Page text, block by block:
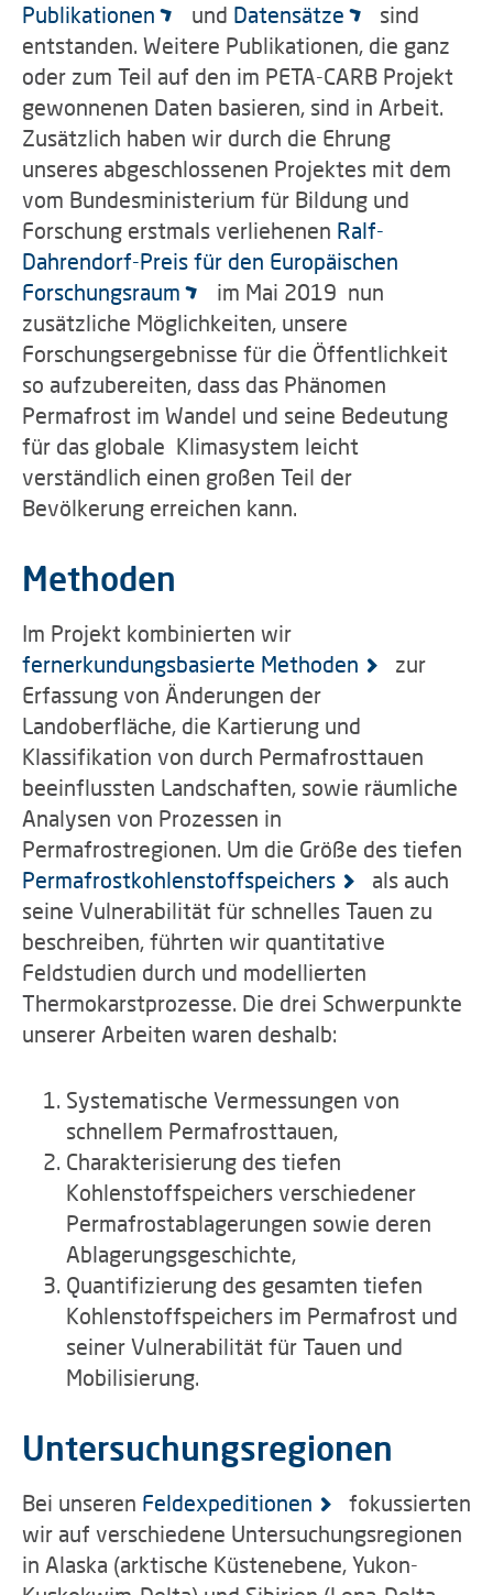
Publikationen
und Datensätze
sind
entstanden. Weitere Publikationen, die ganz
oder zum Teil auf den im PETA-CARB Projekt
gewonnenen Daten basieren, sind in Arbeit.
Zusätzlich haben wir durch die Ehrung
unseres abgeschlossenen Projektes mit dem
vom Bundesministerium für Bildung und
Forschung erstmals verliehenen Ralf-
Dahrendorf-Preis für den Europäischen
Forschungsraum
im Mai 2019 nun
zusätzliche Möglichkeiten, unsere
Forschungsergebnisse für die Öffentlichkeit
so aufzubereiten, dass das Phänomen
Permafrost im Wandel und seine Bedeutung
für das globale Klimasystem leicht
verständlich einen großen Teil der
Bevölkerung erreichen kann.
Methoden
Im Projekt kombinierten wir
fernerkundungsbasierte Methoden
zur
Erfassung von Änderungen der
Landoberfläche, die Kartierung und
Klassifikation von durch Permafrosttauen
beeinflussten Landschaften, sowie räumliche
Analysen von Prozessen in
Permafrostregionen. Um die Größe des tiefen
Permafrostkohlenstoffspeichers
als auch
seine Vulnerabilität für schnelles Tauen zu
beschreiben, führten wir quantitative
Feldstudien durch und modellierten
Thermokarstprozesse. Die drei Schwerpunkte
unserer Arbeiten waren deshalb:
Systematische Vermessungen von
schnellem Permafrosttauen,
Charakterisierung des tiefen
Kohlenstoffspeichers verschiedener
Permafrostablagerungen sowie deren
Ablagerungsgeschichte,
Quantifizierung des gesamten tiefen
Kohlenstoffspeichers im Permafrost und
seiner Vulnerabilität für Tauen und
Mobilisierung.
Untersuchungsregionen
Bei unseren Feldexpeditionen
fokussierten
wir auf verschiedene Untersuchungsregionen
in Alaska (arktische Küstenebene, Yukon-